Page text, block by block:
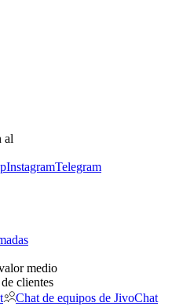
al
InstagramTelegram
medio
clientes
Chat de equipos de JivoChat